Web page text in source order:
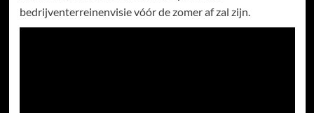
bedrijventerreinenvisie vóór de zomer af zal zijn.